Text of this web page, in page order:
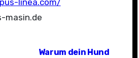
linea.com/
masin.de
Warum dein Hund